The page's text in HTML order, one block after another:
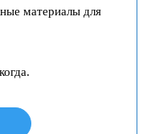
материалы для